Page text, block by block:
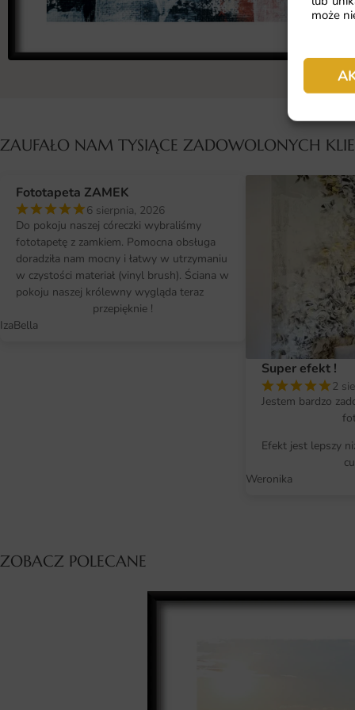
może
ZAUFAŁO NAM TYSIĄCE ZADOWOLONYCH
Fototapeta ZAMEK
6 sierpnia, 2026
Do pokoju naszej córeczki wybraliśmy
fototapetę z zamkiem. Pomocna obsługa
doradziła nam mocny i łatwy w utrzymaniu
w czystości materiał (vinyl brush). Ściana w
pokoju naszej królewny wygląda teraz
przepięknie !
IzaBella
Super efekt !
2
Jestem bardzo
Efekt jest lepszy
Weronika
ZOBACZ POLECANE